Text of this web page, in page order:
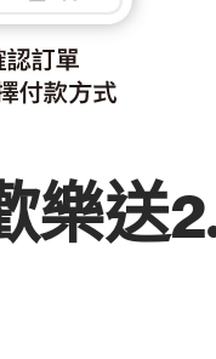
樂送